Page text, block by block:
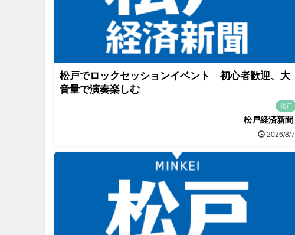
松戸でロックセッションイベント 初心者歓迎、大
音量で演奏楽しむ
松戸
松戸経済新聞
2026/8/7